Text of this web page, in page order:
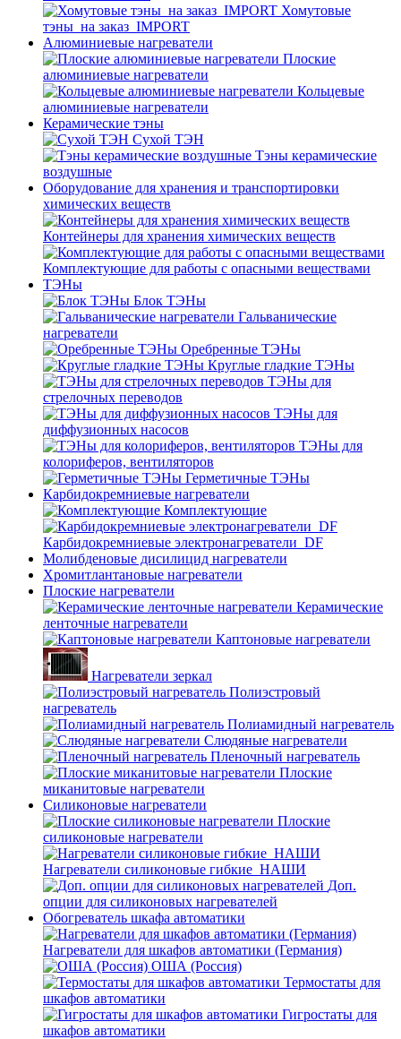
Хомутовые
тэны_на заказ_IMPORT
Алюминиевые нагреватели
Плоские
алюминиевые нагреватели
Кольцевые
алюминиевые нагреватели
Керамические тэны
Сухой ТЭН
Тэны керамические
воздушные
Оборудование для хранения и транспортировки
химических веществ
Контейнеры для хранения химических веществ
Комплектующие для работы с опасными веществами
ТЭНы
Блок ТЭНы
Гальванические
нагреватели
Оребренные ТЭНы
Круглые гладкие ТЭНы
ТЭНы для
стрелочных переводов
ТЭНы для
диффузионных насосов
ТЭНы для
колориферов, вентиляторов
Герметичные ТЭНы
Карбидокремниевые нагреватели
Комплектующие
Карбидокремниевые электронагреватели_DF
Молибденовые дисилицид нагреватели
Хромитлантановые нагреватели
Плоские нагреватели
Керамические
ленточные нагреватели
Каптоновые нагреватели
Нагреватели зеркал
Полиэстровый
нагреватель
Полиамидный нагреватель
Слюдяные нагреватели
Пленочный нагреватель
Плоские
миканитовые нагреватели
Силиконовые нагреватели
Плоские
силиконовые нагреватели
Нагреватели силиконовые гибкие_НАШИ
Доп.
опции для силиконовых нагревателей
Обогреватель шкафа автоматики
Нагреватели для шкафов автоматики (Германия)
ОША (Россия)
Термостаты для
шкафов автоматики
Гигростаты для
шкафов автоматики